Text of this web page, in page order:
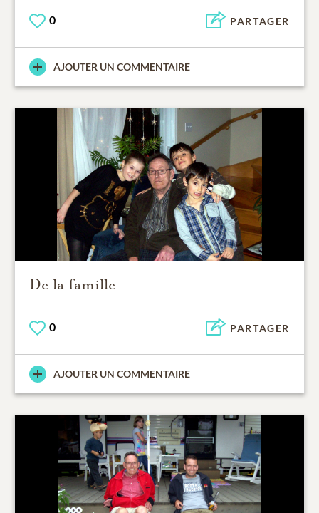
0 PARTAGER
AJOUTER UN COMMENTAIRE
De la famille
0 PARTAGER
AJOUTER UN COMMENTAIRE